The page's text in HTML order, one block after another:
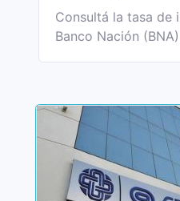
Consultá la tasa de
Banco Nación